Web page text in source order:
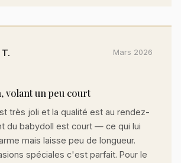
Mars 2026
volant un peu court
très joli et la qualité est au rendez-
du babydoll est court — ce qui lui
mais laisse peu de longueur.
spéciales c'est parfait. Pour le